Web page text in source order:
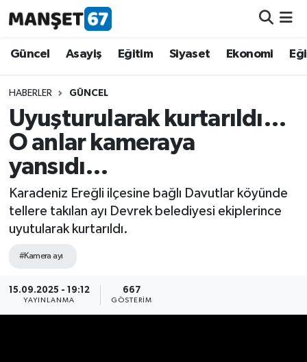
Güncel Asayiş Eğitim Siyaset Ekonomi
HABERLER GÜNCEL
Uyuşturularak kurtarıldı…
O anlar kameraya
yansıdı…
Karadeniz Ereğli ilçesine bağlı Davutlar köyünde
tellere takılan ayı Devrek belediyesi ekiplerince
uyutularak kurtarıldı.
#Kamera ayı
15.09.2025 - 19:12
YAYINLANMA
667
GÖSTERIM
Güncel
Asayiş
Siyaset
Eğitim
Ekonomi
Kültür-Sanat
Magazin